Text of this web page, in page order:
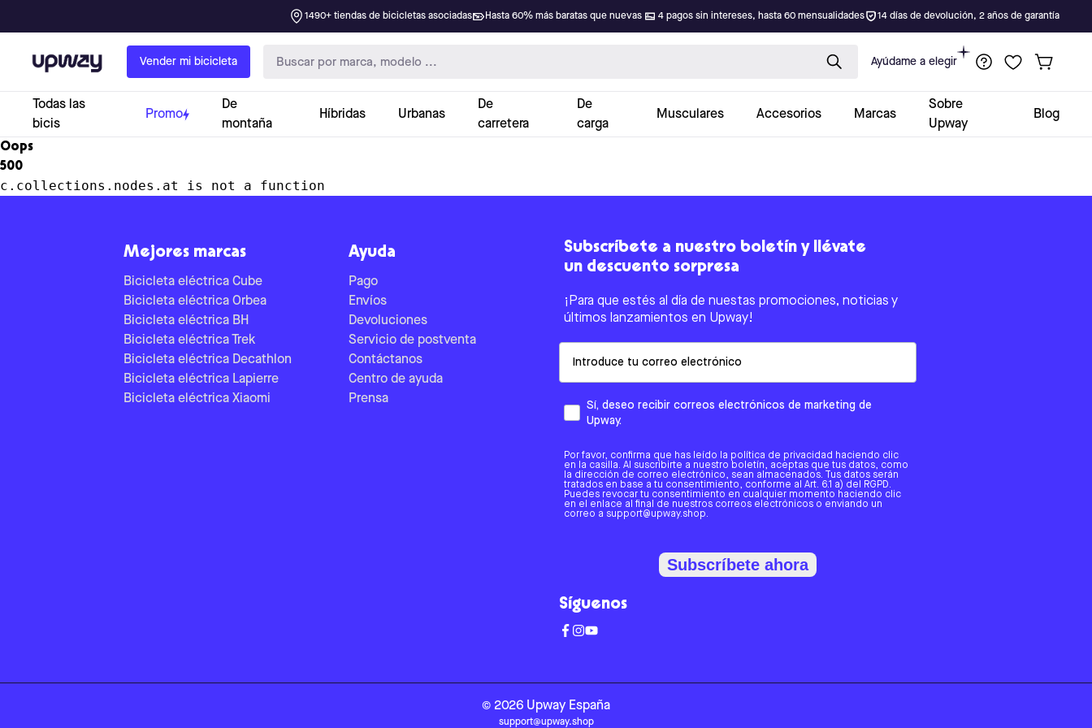
1490+ tiendas de bicicletas asociadas Hasta 60% más baratas que nuevas 4 pagos sin intereses, hasta 60 mensualidades 14 días de devolución, 2 años de garantía
Upway Vender mi bicicleta Ayúdame a elegir
Todas las
bicis
Promo
De
montaña
Híbridas Urbanas
De
carretera
De
carga
Musculares Accesorios Marcas
Sobre
Upway
Blog
Oops
500
c.collections.nodes.at is not a function
Mejores marcas
Bicicleta eléctrica Cube
Bicicleta eléctrica Orbea
Bicicleta eléctrica BH
Bicicleta eléctrica Trek
Bicicleta eléctrica Decathlon
Bicicleta eléctrica Lapierre
Bicicleta eléctrica Xiaomi
Ayuda
Pago
Envíos
Devoluciones
Servicio de postventa
Contáctanos
Centro de ayuda
Prensa
Subscríbete a nuestro boletín y llévate
un descuento sorpresa
¡Para que estés al día de nuestas promociones, noticias y
últimos lanzamientos en Upway!
Sí, deseo recibir correos electrónicos de marketing de
Upway.
Por favor, confirma que has leído la política de privacidad haciendo clic
en la casilla. Al suscribirte a nuestro boletín, aceptas que tus datos, como
la dirección de correo electrónico, sean almacenados. Tus datos serán
tratados en base a tu consentimiento, conforme al Art. 6.1 a) del RGPD.
Puedes revocar tu consentimiento en cualquier momento haciendo clic
en el enlace al final de nuestros correos electrónicos o enviando un
correo a support@upway.shop.
Subscríbete ahora
Síguenos
© 2026 Upway España
support@upway.shop